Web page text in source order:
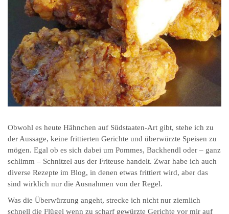
Obwohl es heute Hähnchen auf Südstaaten-Art gibt, stehe ich zu
der Aussage, keine frittierten Gerichte und überwürzte Speisen zu
mögen. Egal ob es sich dabei um Pommes, Backhendl oder – ganz
schlimm – Schnitzel aus der Friteuse handelt. Zwar habe ich auch
diverse Rezepte im Blog, in denen etwas frittiert wird, aber das
sind wirklich nur die Ausnahmen von der Regel.
Was die Überwürzung angeht, strecke ich nicht nur ziemlich
schnell die Flügel wenn zu scharf gewürzte Gerichte vor mir auf